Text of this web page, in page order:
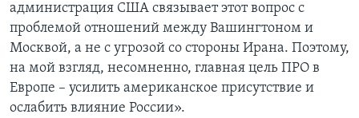
администрация США связывает этот вопрос с
проблемой отношений между Вашингтоном и
Москвой, а не с угрозой со стороны Ирана. Поэтому,
на мой взгляд, несомненно, главная цель ПРО в
Европе – усилить американское присутствие и
ослабить влияние России».